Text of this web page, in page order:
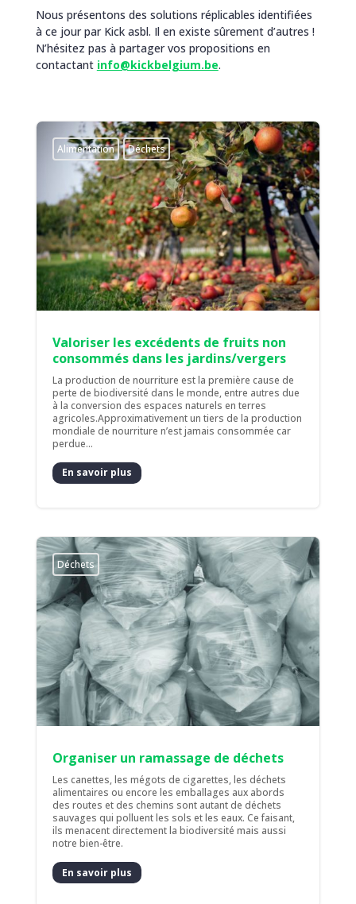
Nous présentons des solutions réplicables identifiées
à ce jour par Kick asbl. Il en existe sûrement d’autres !
N’hésitez pas à partager vos propositions en
contactant info@kickbelgium.be.
Alimentation Déchets
Valoriser les excédents de fruits non
consommés dans les jardins/vergers
La production de nourriture est la première cause de
perte de biodiversité dans le monde, entre autres due
à la conversion des espaces naturels en terres
agricoles.Approximativement un tiers de la production
mondiale de nourriture n’est jamais consommée car
perdue...
En savoir plus
Déchets
Organiser un ramassage de déchets
Les canettes, les mégots de cigarettes, les déchets
alimentaires ou encore les emballages aux abords
des routes et des chemins sont autant de déchets
sauvages qui polluent les sols et les eaux. Ce faisant,
ils menacent directement la biodiversité mais aussi
notre bien-être.
En savoir plus